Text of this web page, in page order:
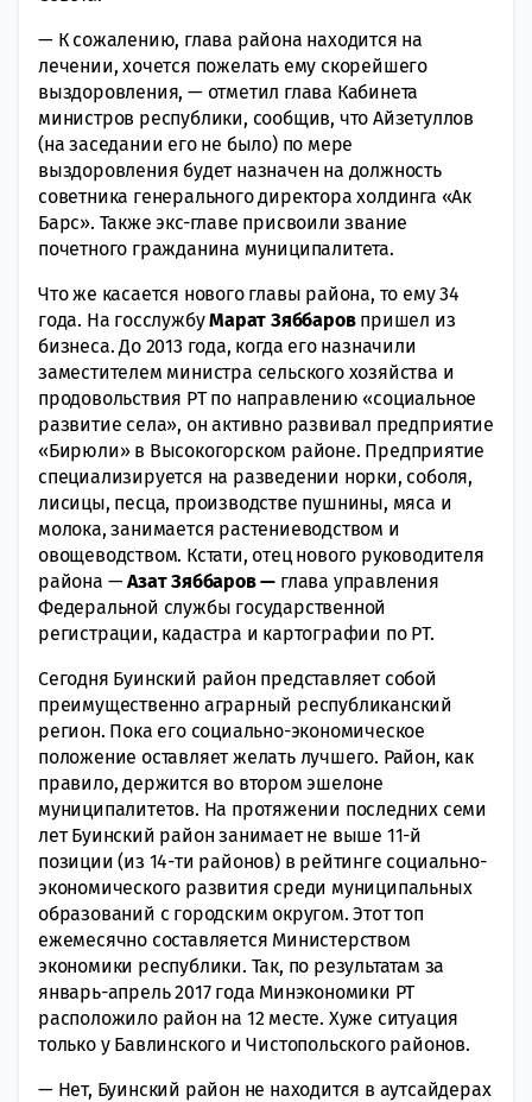
— К сожалению, глава района находится на
лечении, хочется пожелать ему скорейшего
выздоровления, — отметил глава Кабинета
министров республики, сообщив, что Айзетуллов
(на заседании его не было) по мере
выздоровления будет назначен на должность
советника генерального директора холдинга «Ак
Барс». Также экс-главе присвоили звание
почетного гражданина муниципалитета.
Что же касается нового главы района, то ему 34
года. На госслужбуМарат Зяббаровпришел из
бизнеса. До 2013 года, когда его назначили
заместителем министра сельского хозяйства и
продовольствия РТ по направлению «социальное
развитие села», он активно развивал предприятие
«Бирюли» в Высокогорском районе. Предприятие
специализируется на разведении норки, соболя,
лисицы, песца, производстве пушнины, мяса и
молока, занимается растениеводством и
овощеводством. Кстати, отец нового руководителя
района —Азат Зяббаров — глава управления
Федеральной службы государственной
регистрации, кадастра и картографии по РТ.
Сегодня Буинский район представляет собой
преимущественно аграрный республиканский
регион. Пока его социально-экономическое
положение оставляет желать лучшего. Район, как
правило, держится во втором эшелоне
муниципалитетов. На протяжении последних семи
лет Буинский район занимает не выше 11-й
позиции (из 14-ти районов) в рейтинге социально-
экономического развития среди муниципальных
образований с городским округом. Этот топ
ежемесячно составляется Министерством
экономики республики. Так, по результатам за
январь-апрель 2017 года Минэкономики РТ
расположило район на 12 месте. Хуже ситуация
только у Бавлинского и Чистопольского районов.
— Нет, Буинский район не находится в аутсайдерах